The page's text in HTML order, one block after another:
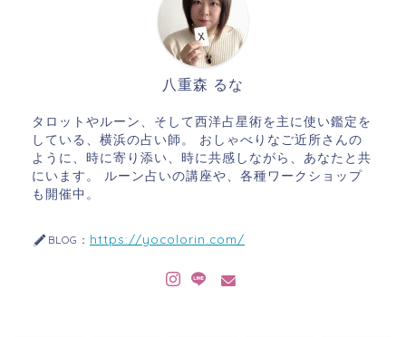
八重森 るな
タロットやルーン、そして西洋占星術を主に使い鑑定を
している、横浜の占い師。 おしゃべりなご近所さんの
ように、時に寄り添い、時に共感しながら、あなたと共
にいます。 ルーン占いの講座や、各種ワークショップ
も開催中。
BLOG： https://yocolorin.com/